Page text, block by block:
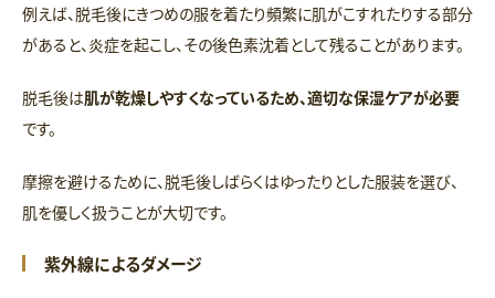
例えば、脱毛後にきつめの服を着たり頻繁に肌がこすれたりする部分
があると、炎症を起こし、その後色素沈着として残ることがあります。
脱毛後は肌が乾燥しやすくなっているため、適切な保湿ケアが必要
です。
摩擦を避けるために、脱毛後しばらくはゆったりとした服装を選び、
肌を優しく扱うことが大切です。
紫外線によるダメージ